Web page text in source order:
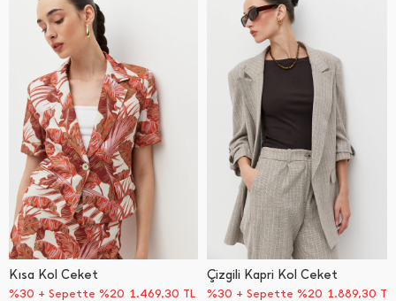
Kısa Kol Ceket
%30 + Sepette %20 1.469,30 TL
Çizgili Kapri Kol Ceket
%30 + Sepette %20 1.889,30 TL